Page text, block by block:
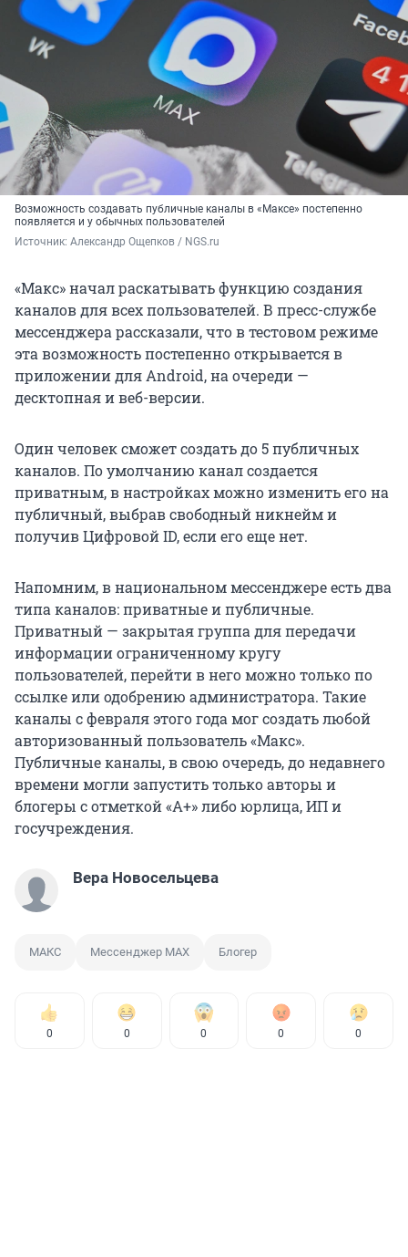
Возможность создавать публичные каналы в «Максе» постепенно
появляется и у обычных пользователей
Источник: Александр Ощепков / NGS.ru
«Макс» начал раскатывать функцию создания
каналов для всех пользователей. В пресс-службе
мессенджера рассказали, что в тестовом режиме
эта возможность постепенно открывается в
приложении для Android, на очереди —
десктопная и веб-версии.
Один человек сможет создать до 5 публичных
каналов. По умолчанию канал создается
приватным, в настройках можно изменить его на
публичный, выбрав свободный никнейм и
получив Цифровой ID, если его еще нет.
Напомним, в национальном мессенджере есть два
типа каналов: приватные и публичные.
Приватный — закрытая группа для передачи
информации ограниченному кругу
пользователей, перейти в него можно только по
ссылке или одобрению администратора. Такие
каналы с февраля этого года мог создать любой
авторизованный пользователь «Макс».
Публичные каналы, в свою очередь, до недавнего
времени могли запустить только авторы и
блогеры с отметкой «А+» либо юрлица, ИП и
госучреждения.
Вера Новосельцева
МАКС Мессенджер MAX Блогер
0 0 0 0 0